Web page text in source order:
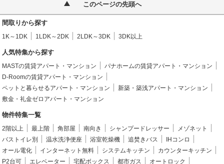
このページの先頭へ
間取りから探す
1K～1DK 1LDK～2DK 2LDK～3DK 3DK以上
人気特集から探す
MASTの賃貸アパート・マンション
パナホームの賃貸アパート・マンション
D-Roomの賃貸アパート・マンション
ペットと暮らせるアパート・マンション
新築・築浅アパート・マンション
敷金・礼金ゼロアパート・マンション
物件特集一覧
2階以上 最上階 角部屋 南向き シャンプードレッサー
メゾネット
バストイレ別
温水洗浄便座 浴室乾燥機 追焚きバス
IHコンロ
オール電化
インターネット無料 システムキッチン
カウンターキッチン
P2台可
エレベーター 宅配ボックス 都市ガス
オートロック